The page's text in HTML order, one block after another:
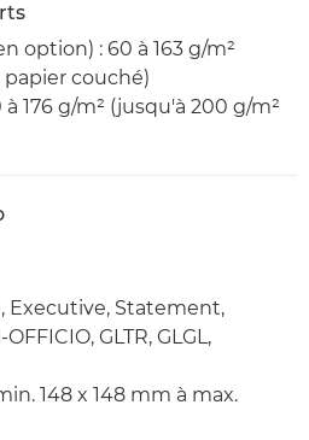
option) : 60 à 163 g/m²
papier couché)
176 g/m² (jusqu'à 200 g/m²
Executive, Statement,
GLTR, GLGL,
148 x 148 mm à max.